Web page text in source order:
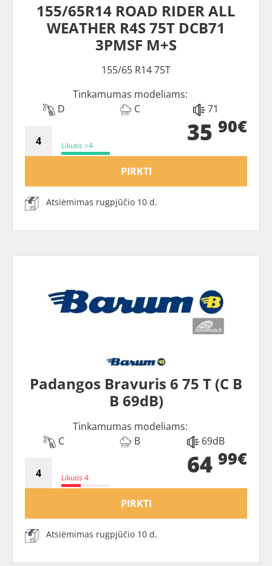
155/65R14 ROAD RIDER ALL
WEATHER R4S 75T DCB71
3PMSF M+S
155/65 R14 75T
Tinkamumas modeliams:
D
C 71
Likutis >4 35 90€
PIRKTI
Atsiėmimas rugpjūčio 10 d.
Padangos Bravuris 6 75 T (C B
B 69dB)
Tinkamumas modeliams:
C
B 69dB
Likutis 4 64 99€
PIRKTI
Atsiėmimas rugpjūčio 10 d.